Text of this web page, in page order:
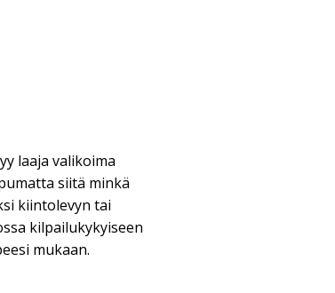
laaja valikoima
siitä minkä
kiintolevyn tai
kilpailukykyiseen
mukaan.